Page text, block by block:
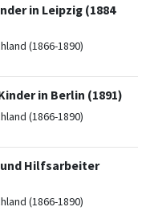
in Leipzig (1884
(1866-1890)
in Berlin (1891)
(1866-1890)
Hilfsarbeiter
(1866-1890)